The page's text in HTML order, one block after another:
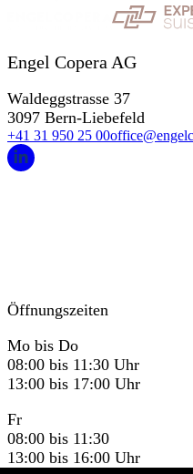
Engel Copera AG
Waldeggstrasse 37
3097 Bern-Liebefeld
+41 31 950 25 00
Öffnungszeiten
Mo bis Do
08:00 bis 11:30 Uhr
13:00 bis 17:00 Uhr
Fr
08:00 bis 11:30
13:00 bis 16:00 Uhr